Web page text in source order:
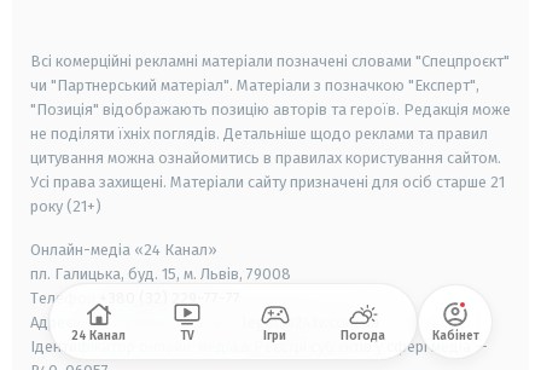
Всі комерційні рекламні матеріали позначені словами "Спецпроєкт"
чи "Партнерський матеріал". Матеріали з позначкою "Експерт",
"Позиція" відображають позицію авторів та героїв. Редакція може
не поділяти їхніх поглядів. Детальніше щодо реклами та правил
цитування можна ознайомитись в правилах користування сайтом.
Усі права захищені. Матеріали сайту призначені для осіб старше 21
року (21+)
Онлайн-медіа «24 Канал»
пл. Галицька, буд. 15, м. Львів, 79008
Телефон
Адреса електронної пошти —
legal@24tv.com.ua
Ідентифікатор онлайн-медіа в Реєстрі суб'єктів у сфері медіа —
24 Канал TV Ігри Погода Кабінет